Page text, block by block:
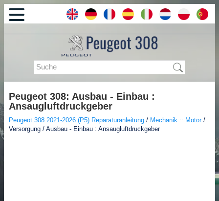
Peugeot 308: Ausbau - Einbau :
Ansaugluftdruckgeber
Peugeot 308 2021-2026 (P5) Reparaturanleitung / Mechanik :: Motor/
Versorgung / Ausbau - Einbau : Ansaugluftdruckgeber